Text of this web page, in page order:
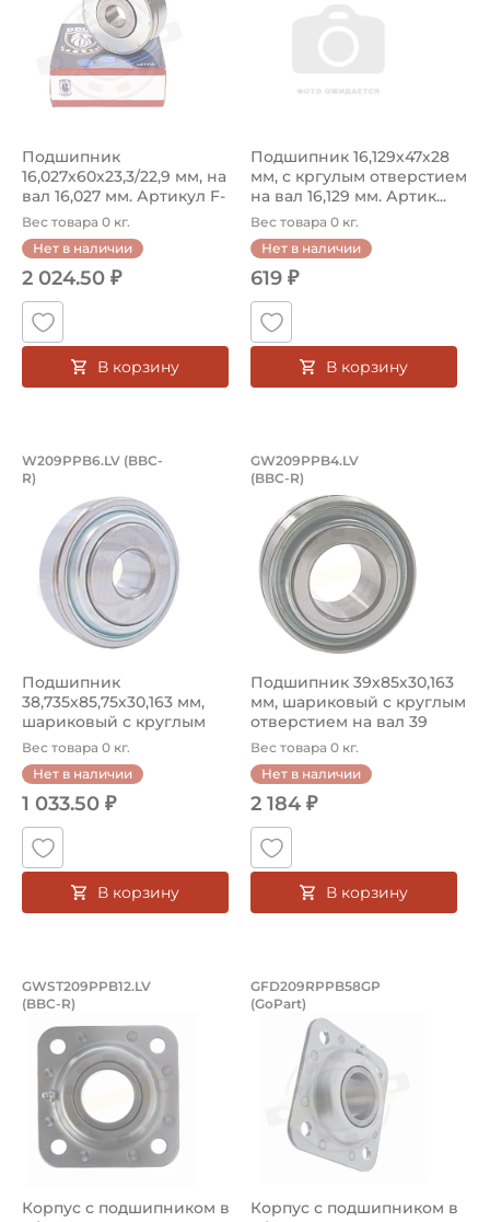
Подшипник
16,027х60х23,3/22,9 мм, на
вал 16,027 мм. Артикул F-
562024.02...
Вес товара 0 кг.
Нет в наличии
2 024.50 ₽
В корзину
Подшипник 16,129х47х28
мм, с кргулым отверстием
на вал 16,129 мм. Артик...
Вес товара 0 кг.
Нет в наличии
619 ₽
В корзину
Подшипник 38,735х85,75х30,163 мм,
Подшипник W209PPB6.LV BBC-R, шариковый с
W209PPB6.LV (BBC-
R)
Подшипник
38,735х85,75х30,163 мм,
шариковый с круглым
отверстием на вал...
Вес товара 0 кг.
Нет в наличии
1 033.50 ₽
В корзину
Подшипник
Подшипник GW209PPB4.LV
GW209PPB4.LV
(BBC-R)
Подшипник 39х85х30,163
мм, шариковый с круглым
отверстием на вал 39
мм,...
Вес товара 0 кг.
Нет в наличии
2 184 ₽
В корзину
Корпус с подшипником в сборе с
Корпус c подшипником в сборе GWST209PPB12.LV
GWST209PPB12.LV
(BBC-R)
Корпус с подшипником в
Корпус с
Корпус с подшипником в
GFD209RPPB58GP
(GoPart)
Корпус с подшипником в